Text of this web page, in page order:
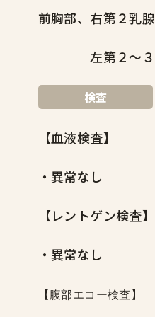
前胸部、右第２乳
左第２〜３間
検査
【血液検査】
・異常なし
【レントゲン検査】
・異常なし
【腹部エコー検査】